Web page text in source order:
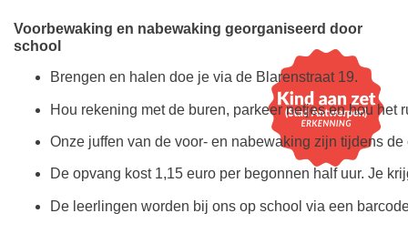
Voorbewaking en nabewaking georganiseerd door
school
Brengen en halen doe je via de Blarenstraat 19.
Hou rekening met de buren, parkeer netjes en hou het
Onze juffen van de voor- en nabewaking zijn tijdens
De opvang kost 1,15 euro per begonnen half uur. Je
De leerlingen worden bij ons op school via een